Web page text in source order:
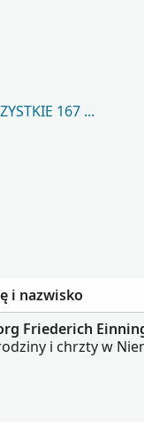
167 541
i nazwisko
Friederich
i chrzty w